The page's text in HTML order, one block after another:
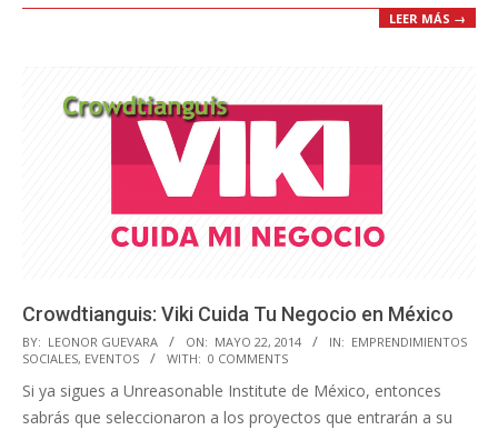
LEER MÁS →
Crowdtianguis: Viki Cuida Tu Negocio en México
2014-
05-
22
BY: LEONOR GUEVARA ON: MAYO 22, 2014 IN: EMPRENDIMIENTOS
SOCIALES, EVENTOS WITH: 0 COMMENTS
Si ya sigues a Unreasonable Institute de México, entonces
sabrás que seleccionaron a los proyectos que entrarán a su